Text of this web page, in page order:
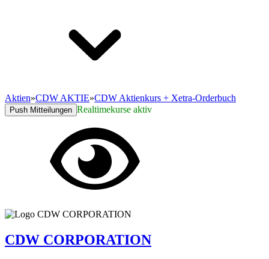
Aktien»CDW AKTIE»CDW Aktienkurs + Xetra-Orderbuch
Push Mitteilungen Realtimekurse aktiv
CDW CORPORATION